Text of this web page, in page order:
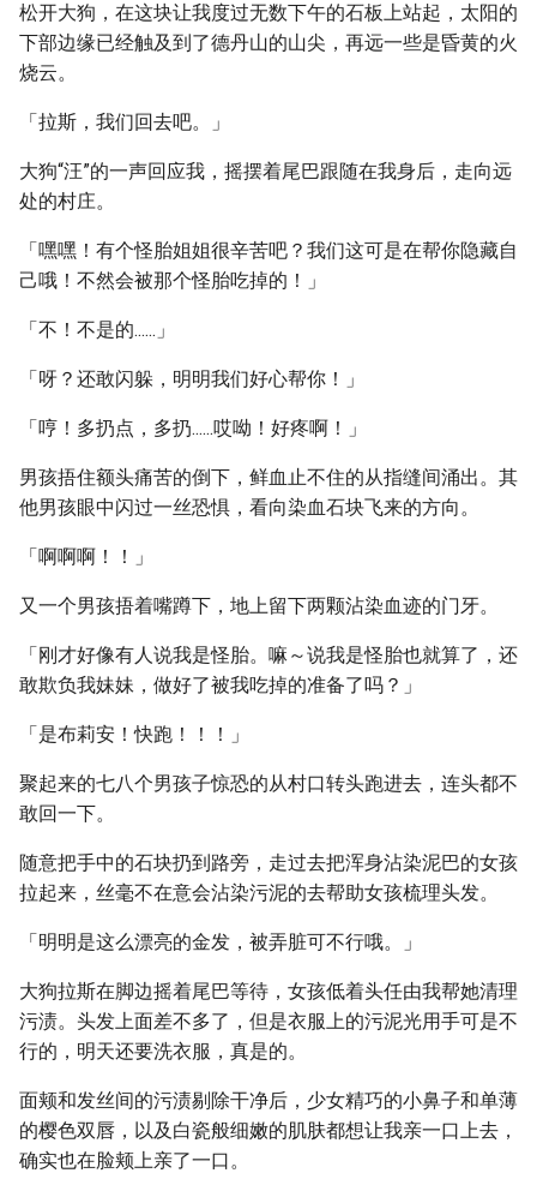
松开大狗，在这块让我度过无数下午的石板上站起，太阳的
下部边缘已经触及到了德丹山的山尖，再远一些是昏黄的火
烧云。
「拉斯，我们回去吧。」
大狗“汪”的一声回应我，摇摆着尾巴跟随在我身后，走向远
处的村庄。
「嘿嘿！有个怪胎姐姐很辛苦吧？我们这可是在帮你隐藏自
己哦！不然会被那个怪胎吃掉的！」
「不！不是的......」
「呀？还敢闪躲，明明我们好心帮你！」
「哼！多扔点，多扔......哎呦！好疼啊！」
男孩捂住额头痛苦的倒下，鲜血止不住的从指缝间涌出。其
他男孩眼中闪过一丝恐惧，看向染血石块飞来的方向。
「啊啊啊！！」
又一个男孩捂着嘴蹲下，地上留下两颗沾染血迹的门牙。
「刚才好像有人说我是怪胎。嘛～说我是怪胎也就算了，还
敢欺负我妹妹，做好了被我吃掉的准备了吗？」
「是布莉安！快跑！！！」
聚起来的七八个男孩子惊恐的从村口转头跑进去，连头都不
敢回一下。
随意把手中的石块扔到路旁，走过去把浑身沾染泥巴的女孩
拉起来，丝毫不在意会沾染污泥的去帮助女孩梳理头发。
「明明是这么漂亮的金发，被弄脏可不行哦。」
大狗拉斯在脚边摇着尾巴等待，女孩低着头任由我帮她清理
污渍。头发上面差不多了，但是衣服上的污泥光用手可是不
行的，明天还要洗衣服，真是的。
面颊和发丝间的污渍剔除干净后，少女精巧的小鼻子和单薄
的樱色双唇，以及白瓷般细嫩的肌肤都想让我亲一口上去，
确实也在脸颊上亲了一口。